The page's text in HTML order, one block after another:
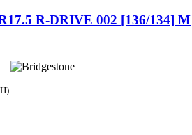
R-DRIVE 002 [136/134] M